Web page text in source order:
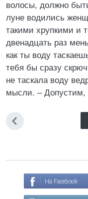
волосы, должно
луне водились
такими хрупкими и
двенадцать раз
как ты воду
тебя бы сразу
не таскала воду
мысли. – Допустим,
На Facebook